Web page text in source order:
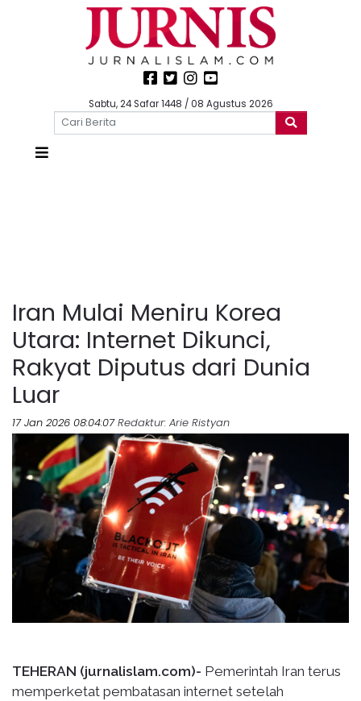
Sabtu, 24 Safar 1448 / 08 Agustus 2026
Iran Mulai Meniru Korea
Utara: Internet Dikunci,
Rakyat Diputus dari Dunia
Luar
17 Jan 2026 08:04:07 Redaktur: Arie Ristyan
TEHERAN (jurnalislam.com)- Pemerintah Iran terus
memperketat pembatasan internet setelah